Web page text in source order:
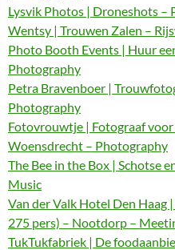
Lysvik Photos | Droneshots –
Wentsy | Trouwen Zalen –
Photo Booth Events | Huur
Photography
Petra Bravenboer |
Photography
Fotovrouwtje | Fotograaf voor
Woensdrecht – Photography
The Bee in the Box | Schotse
Music
Van der Valk Hotel Den
275 pers) – Nootdorp –
TukTukfabriek | De